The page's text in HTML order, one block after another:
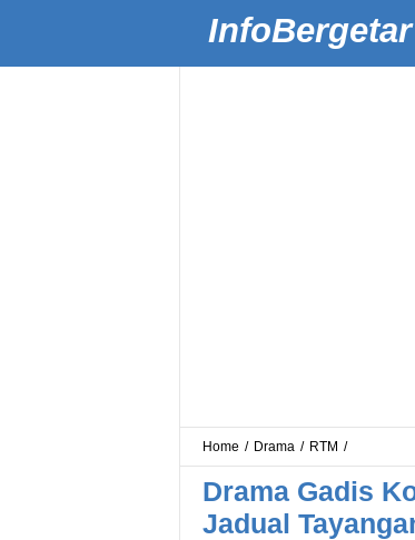
InfoBergetar
Home / Drama / RTM /
Drama Gadis
Jadual